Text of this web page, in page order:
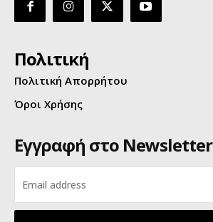
Πολιτική
Πολιτική Απορρήτου
Όροι Χρήσης
Εγγραφή στο Newsletter